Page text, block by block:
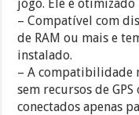
jogo. Ele é
– Compatível com
de RAM ou mais e
instalado.
– A compatibilidade
sem recursos de
conectados apenas